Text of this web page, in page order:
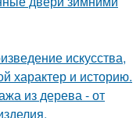
искусства,
характер и историю.
из дерева - от